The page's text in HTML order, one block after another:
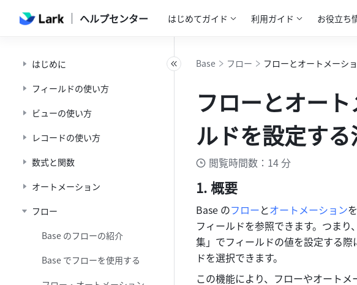
ヘルプセンター はじめてガイド 利用ガイド お役立ち
はじめに
フィールドの使い方
ビューの使い方
レコードの使い方
数式と関数
オートメーション
フロー
Base のフローの紹介
Base でフローを使用する
Base フロー フローとオートメーシ
フローとオー
ルドを設定す
閲覧時間数：14 分
概要
Base のフローとオートメーション
フィールドを参照できます。つまり
集」でフィールドの値を設定する際
ドを選択できます。
この機能により、フローやオート